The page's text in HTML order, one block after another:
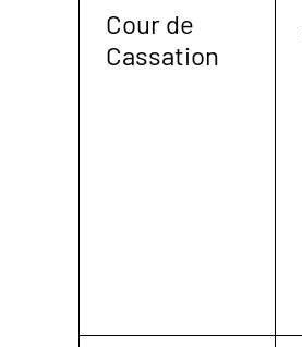
Cour de
Cassation